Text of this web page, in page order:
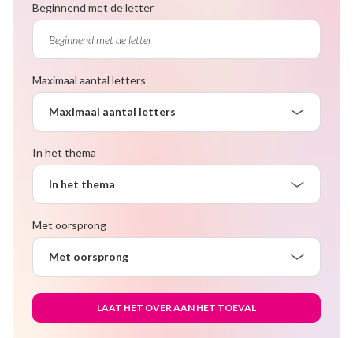
Beginnend met de letter
Maximaal aantal letters
Maximaal aantal letters
In het thema
In het thema
Met oorsprong
Met oorsprong